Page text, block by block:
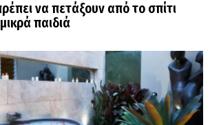
να πετάξουν από το σπίτι
παιδιά